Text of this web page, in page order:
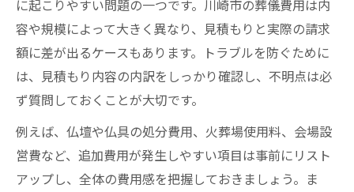
に起こりやすい問題の一つです。川崎市の葬儀費用は内
容や規模によって大きく異なり、見積もりと実際の請求
額に差が出るケースもあります。トラブルを防ぐために
は、見積もり内容の内訳をしっかり確認し、不明点は必
ず質問しておくことが大切です。
例えば、仏壇や仏具の処分費用、火葬場使用料、会場設
営費など、追加費用が発生しやすい項目は事前にリスト
アップし、全体の費用感を把握しておきましょう。ま